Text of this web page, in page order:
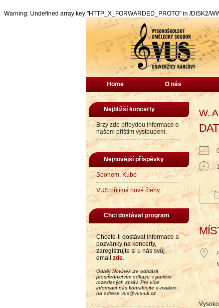
Warning: Undefined array key "HTTP_X_FORWARDED_PROTO" in /DISK2/
Home O nás
Nejbližší koncerty
Brzy zde přibydou informace o
našem příštím vystoupení.
Nejnovější příspěvky
Sbohem, Kubo
VUS přijímá nové členy
Chci dostávat program
Chcete-li dostávat informace a
pozvánky na koncerty,
zaregistrujte si u nás svůj
email zde.
Odběr Novinek lze odhlásit
prostřednictvím odkazu v patičce
rozeslaných zpráv. Pro více
informací nás kontaktujte e-mailem
na adrese vus@vus-uk.cz
W.